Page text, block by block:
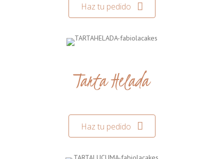
Haz tu pedido
Tarta Helada
Haz tu pedido